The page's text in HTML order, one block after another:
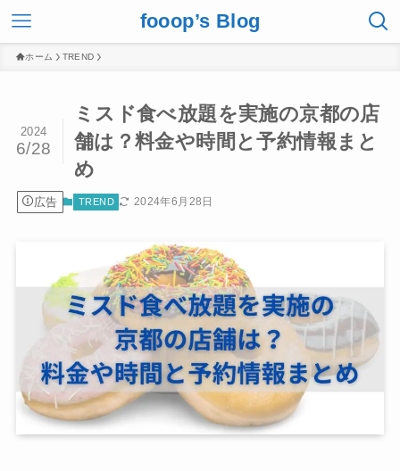
fooop’s Blog
ホーム TREND
ミスド食べ放題を実施の京都の店
舗は？料金や時間と予約情報まと
め
2024
6/28
広告 TREND 2024年6月28日